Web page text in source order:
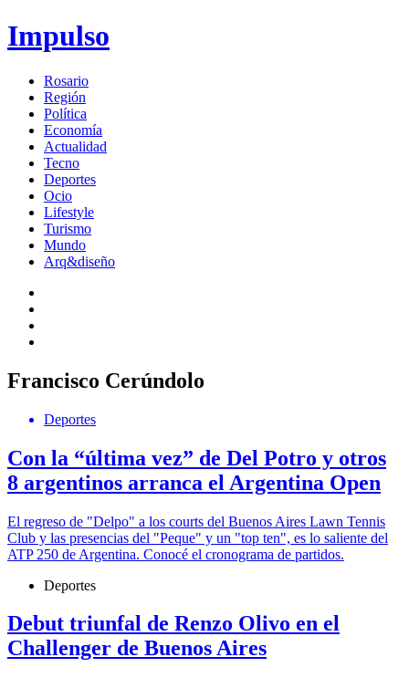
Impulso
Rosario
Región
Política
Economía
Actualidad
Tecno
Deportes
Ocio
Lifestyle
Turismo
Mundo
Arq&diseño
Francisco Cerúndolo
Deportes
Con la “última vez” de Del Potro y otros
8 argentinos arranca el Argentina Open
El regreso de "Delpo" a los courts del Buenos Aires Lawn Tennis
Club y las presencias del "Peque" y un "top ten", es lo saliente del
ATP 250 de Argentina. Conocé el cronograma de partidos.
Deportes
Debut triunfal de Renzo Olivo en el
Challenger de Buenos Aires